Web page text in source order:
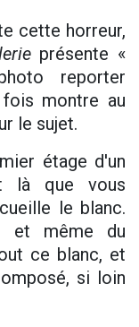
cette horreur,
présente «
reporter
montre au
le sujet.
étage d'un
là que vous
le blanc.
et même du
ce blanc, et
si loin